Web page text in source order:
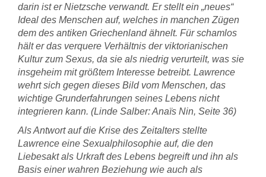
darin ist er Nietzsche verwandt. Er stellt ein „neues“
Ideal des Menschen auf, welches in manchen Zügen
dem des antiken Griechenland ähnelt. Für schamlos
hält er das verquere Verhältnis der viktorianischen
Kultur zum Sexus, da sie als niedrig verurteilt, was sie
insgeheim mit größtem Interesse betreibt. Lawrence
wehrt sich gegen dieses Bild vom Menschen, das
wichtige Grunderfahrungen seines Lebens nicht
integrieren kann. (Linde Salber: Anaïs Nin, Seite 36)
Als Antwort auf die Krise des Zeitalters stellte
Lawrence eine Sexualphilosophie auf, die den
Liebesakt als Urkraft des Lebens begreift und ihn als
Basis einer wahren Beziehung wie auch als